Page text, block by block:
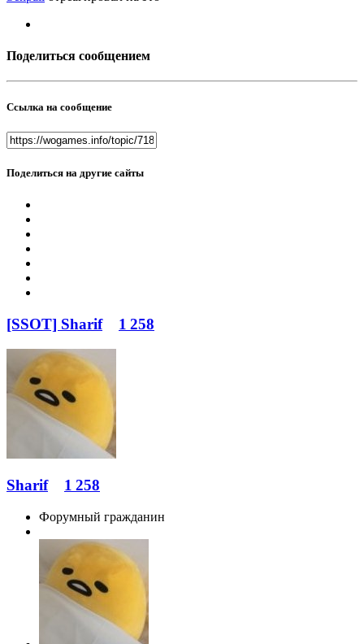
Поделиться сообщением
Ссылка на сообщение
Поделиться на другие сайты
[SSOT] Sharif 1 258
Sharif 1 258
Форумный гражданин